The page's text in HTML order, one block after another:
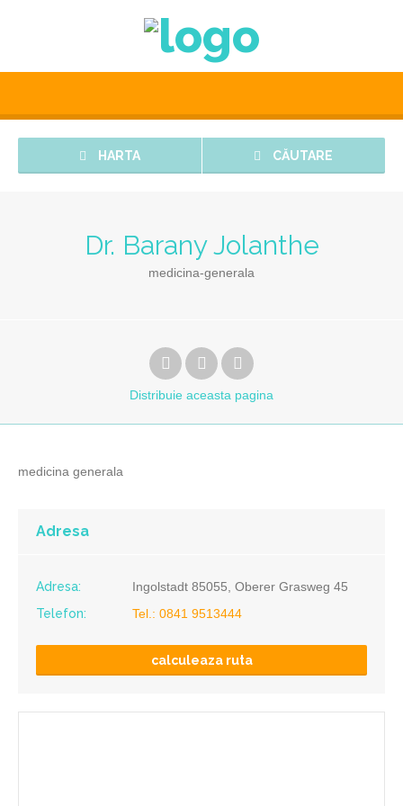
HARTA CĂUTARE
Dr. Barany Jolanthe
medicina-generala
Distribuie aceasta pagina
medicina generala
Adresa
Adresa:
Ingolstadt 85055, Oberer Grasweg 45
Telefon:
Tel.: 0841 9513444
calculeaza ruta